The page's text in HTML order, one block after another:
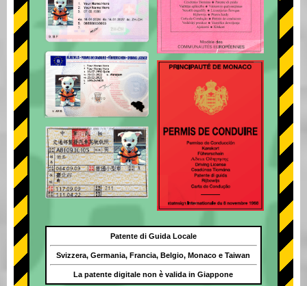
Patente di Guida Locale
Svizzera, Germania, Francia, Belgio, Monaco e Taiwan
La patente digitale non è valida in Giappone